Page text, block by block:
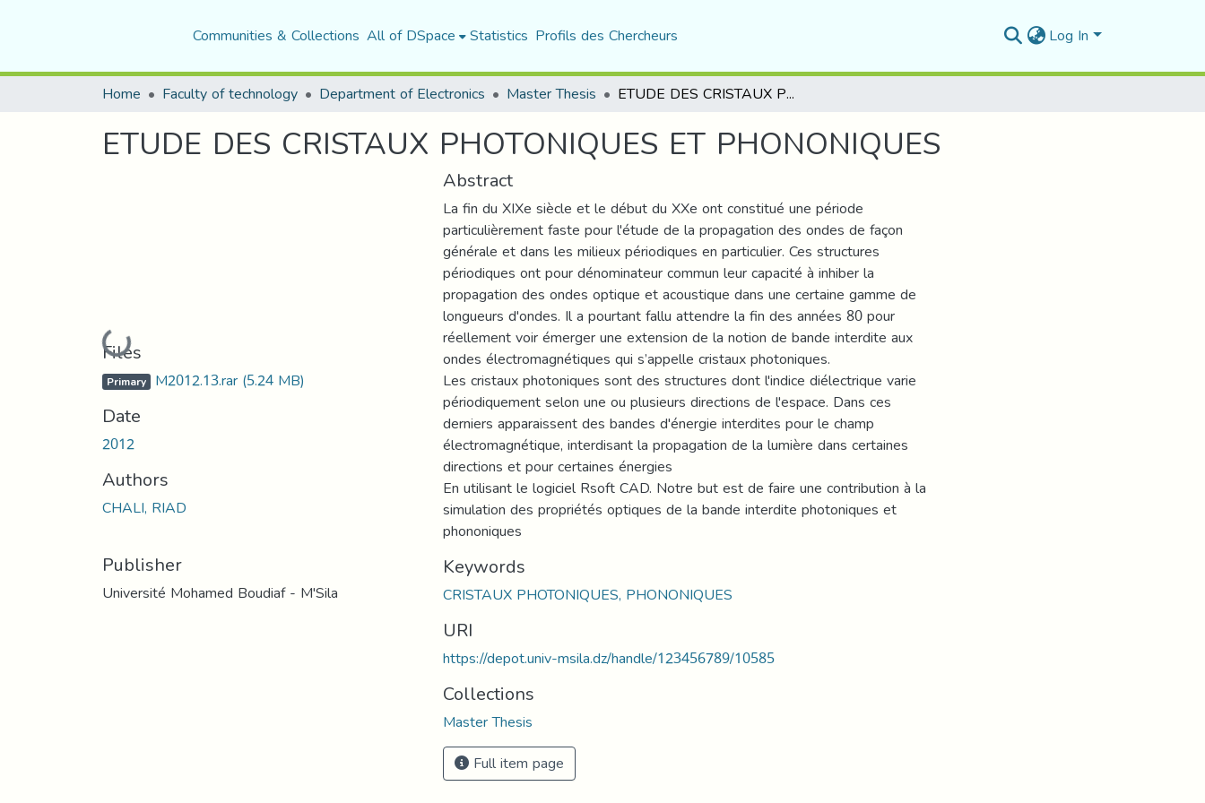
Communities & Collections All of DSpace Statistics Profils des Chercheurs Log In
Home Faculty of technology Department of Electronics Master Thesis ETUDE DES CRISTAUX PHOTONIQUES ET PHONONIQUES
ETUDE DES CRISTAUX PHOTONIQUES ET PHONONIQUES
Loading...
Files
Primary M2012.13.rar(5.24 MB)
Date
2012
Authors
CHALI, RIAD
Publisher
Université Mohamed Boudiaf - M'Sila
Abstract
La fin du XIXe siècle et le début du XXe ont constitué une période
particulièrement faste pour l'étude de la propagation des ondes de façon
générale et dans les milieux périodiques en particulier. Ces structures
périodiques ont pour dénominateur commun leur capacité à inhiber la
propagation des ondes optique et acoustique dans une certaine gamme de
longueurs d'ondes. Il a pourtant fallu attendre la fin des années 80 pour
réellement voir émerger une extension de la notion de bande interdite aux
ondes électromagnétiques qui s’appelle cristaux photoniques.
Les cristaux photoniques sont des structures dont l'indice diélectrique varie
périodiquement selon une ou plusieurs directions de l'espace. Dans ces
derniers apparaissent des bandes d'énergie interdites pour le champ
électromagnétique, interdisant la propagation de la lumière dans certaines
directions et pour certaines énergies
En utilisant le logiciel Rsoft CAD. Notre but est de faire une contribution à la
simulation des propriétés optiques de la bande interdite photoniques et
phononiques
Keywords
CRISTAUX PHOTONIQUES, PHONONIQUES
URI
https://depot.univ-msila.dz/handle/123456789/10585
Collections
Master Thesis
Full item page